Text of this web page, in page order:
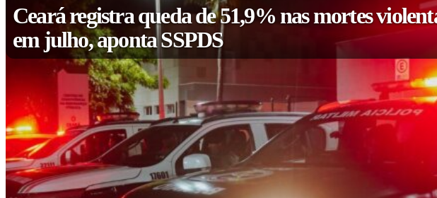
Ceará registra queda de 51,9% nas mortes
em julho, aponta SSPDS